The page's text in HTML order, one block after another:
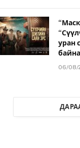
уран
байна
06/08/